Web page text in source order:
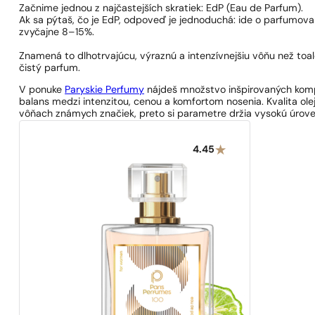
Začnime jednou z najčastejších skratiek: EdP (Eau de Parfum).
Ak sa pýtaš, čo je EdP, odpoveď je jednoduchá: ide o
zvyčajne 8–15%.
Znamená to dlhotrvajúcu, výraznú a intenzívnejšiu vôňu než
čistý parfum.
V ponuke Paryskie Perfumy nájdeš množstvo inšpirovaných
balans medzi intenzitou, cenou a komfortom nosenia. Kvalita
vôňach známych značiek, preto si parametre držia vysokú
4.45